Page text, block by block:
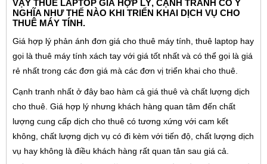
VẬY THUÊ LAPTOP GIÁ HỢP LÝ, CẠNH TRANH CÓ Ý
NGHĨA NHƯ THẾ NÀO KHI TRIỂN KHAI DỊCH VỤ CHO
THUÊ MÁY TÍNH.
Giá hợp lý phản ánh đơn giá cho thuê máy tính, thuê laptop hay
gọi là thuê máy tính xách tay với giá tốt nhất và có thể gọi là giá
rẻ nhất trong các đơn giá mà các đơn vị triển khai cho thuê.
Cạnh tranh nhất ở đây bao hàm cả giá thuê và chất lượng dịch
cho thuê. Giá hợp lý nhưng khách hàng quan tâm đến chất
lượng cung cấp dịch cho thuê có tương xứng với cam kết
không, chất lượng dịch vụ có đi kèm với tiến độ, chất lượng dịch
vụ hay không là điều khách hàng rất quan tân sau giá cả.